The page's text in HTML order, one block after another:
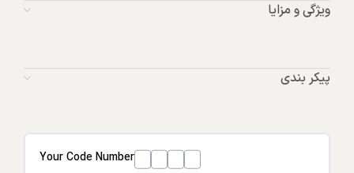
ویژگی و مزایا
پیکر بندی
Your Code Number